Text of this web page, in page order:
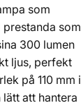
som
som
300 lumen
ljus, perfekt
på 110 mm i
att hantera